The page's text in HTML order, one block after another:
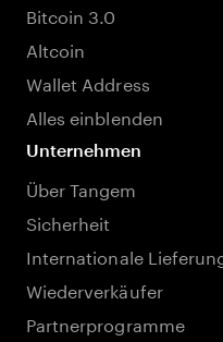
Bitcoin 3.0
Altcoin
Wallet Address
Alles einblenden
Unternehmen
Über Tangem
Sicherheit
Internationale
Wiederverkäufer
Partnerprogramme